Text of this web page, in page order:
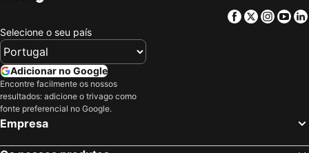
Facebook
Twitter
Selecione o seu país
Adicionar no Google
Encontre facilmente os nossos
resultados: adicione o trivago como
fonte preferencial no Google.
Empresa